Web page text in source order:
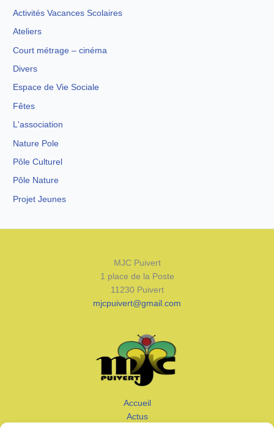
Activités Vacances Scolaires
Ateliers
Court métrage – cinéma
Divers
Espace de Vie Sociale
Fêtes
L'association
Nature Pole
Pôle Culturel
Pôle Nature
Projet Jeunes
MJC Puivert
1 place de la Poste
11230 Puivert
mjcpuivert@gmail.com
Accueil
Actus